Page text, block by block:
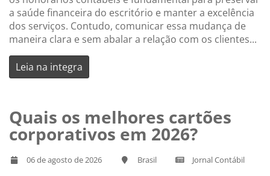
a saúde financeira do escritório e manter a excelência
dos serviços. Contudo, comunicar essa mudança de
maneira clara e sem abalar a relação com os clientes...
Leia na integra
Quais os melhores cartões
corporativos em 2026?
06 de agosto de 2026 Brasil Jornal Contábil